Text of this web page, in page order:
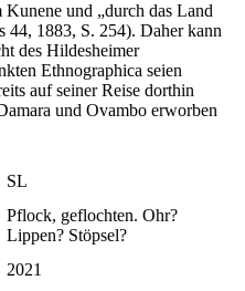
und „durch das Land
44, 1883, S. 254). Daher kann
des Hildesheimer
Ethnographica seien
auf seiner Reise dorthin
und Ovambo erworben
SL
Pflock, geflochten. Ohr?
Lippen? Stöpsel?
2021